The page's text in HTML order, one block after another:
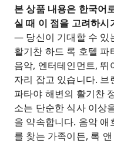
본 상품 내용은 한국어
실 때 이 점을 고려하시
— 당신이 기대할 수
활기찬 하드 록 호텔
음악, 엔터테인먼트,
자리 잡고 있습니다.
파타야 해변의 활기찬
소는 단순한 식사 이상
을 약속합니다. 음악 애
를 찾는 가족이든, 록